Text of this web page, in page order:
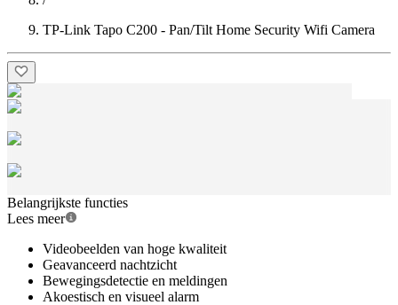
TP-Link Tapo C200 - Pan/Tilt Home Security Wifi Camera
Belangrijkste functies
Lees meer
Videobeelden van hoge kwaliteit
Geavanceerd nachtzicht
Bewegingsdetectie en meldingen
Akoestisch en visueel alarm